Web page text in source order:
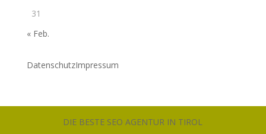
31
« Feb.
DatenschutzImpressum
DIE BESTE SEO AGENTUR IN TIROL